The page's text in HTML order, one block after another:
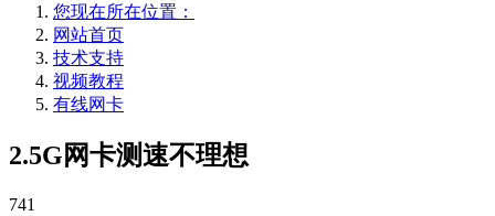
您现在所在位置：
网站首页
技术支持
视频教程
有线网卡
2.5G网卡测速不理想
741